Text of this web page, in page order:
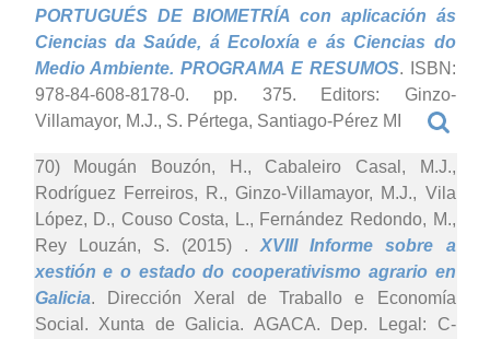
PORTUGUÉS DE BIOMETRÍA con aplicación ás
Ciencias da Saúde, á Ecoloxía e ás Ciencias do
Medio Ambiente. PROGRAMA E RESUMOS. ISBN:
978-84-608-8178-0. pp. 375. Editors: Ginzo-
Villamayor, M.J., S. Pértega, Santiago-Pérez MI
70) Mougán Bouzón, H., Cabaleiro Casal, M.J.,
Rodríguez Ferreiros, R., Ginzo-Villamayor, M.J., Vila
López, D., Couso Costa, L., Fernández Redondo, M.,
Rey Louzán, S. (2015) .XVIII Informe sobre a
xestión e o estado do cooperativismo agrario en
Galicia. Dirección Xeral de Traballo e Economía
Social. Xunta de Galicia. AGACA. Dep. Legal: C-